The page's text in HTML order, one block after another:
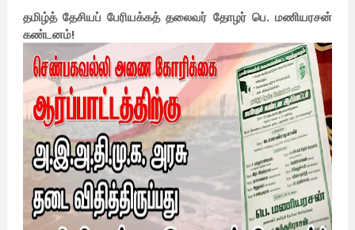
தமிழ்த் தேசியப் பேரியக்கத் தலைவர் தோழர் பெ. மணியரசன்
கண்டனம்!